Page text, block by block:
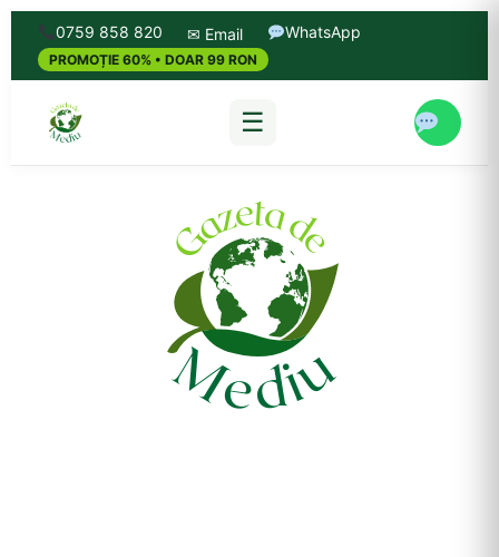
0759 858 820 ✉ Email WhatsApp
PROMOȚIE 60% • DOAR 99 RON
☰